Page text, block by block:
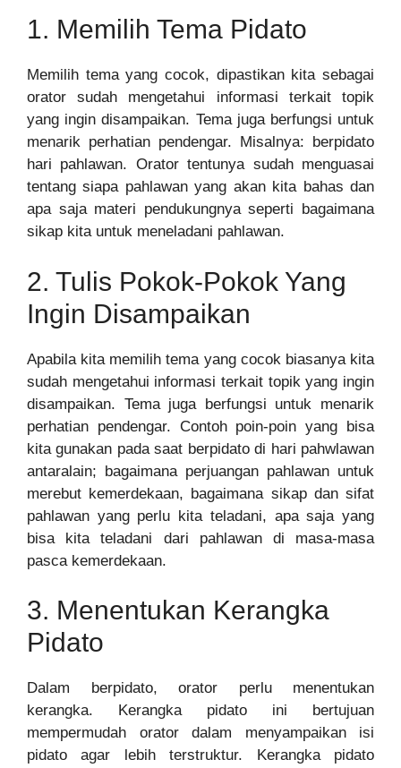
1. Memilih Tema Pidato
Memilih tema yang cocok, dipastikan kita sebagai
orator sudah mengetahui informasi terkait topik
yang ingin disampaikan. Tema juga berfungsi untuk
menarik perhatian pendengar. Misalnya: berpidato
hari pahlawan. Orator tentunya sudah menguasai
tentang siapa pahlawan yang akan kita bahas dan
apa saja materi pendukungnya seperti bagaimana
sikap kita untuk meneladani pahlawan.
2. Tulis Pokok-Pokok Yang
Ingin Disampaikan
Apabila kita memilih tema yang cocok biasanya kita
sudah mengetahui informasi terkait topik yang ingin
disampaikan. Tema juga berfungsi untuk menarik
perhatian pendengar. Contoh poin-poin yang bisa
kita gunakan pada saat berpidato di hari pahwlawan
antaralain; bagaimana perjuangan pahlawan untuk
merebut kemerdekaan, bagaimana sikap dan sifat
pahlawan yang perlu kita teladani, apa saja yang
bisa kita teladani dari pahlawan di masa-masa
pasca kemerdekaan.
3. Menentukan Kerangka
Pidato
Dalam berpidato, orator perlu menentukan
kerangka. Kerangka pidato ini bertujuan
mempermudah orator dalam menyampaikan isi
pidato agar lebih terstruktur. Kerangka pidato